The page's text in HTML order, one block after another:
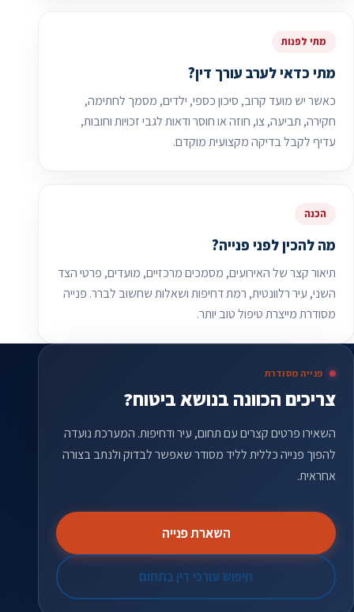
מתי לפנות
מתי כדאי לערב עורך דין?
כאשר יש מועד קרוב, סיכון כספי, ילדים, מסמך לחתימה,
חקירה, תביעה, צו, חוזה או חוסר ודאות לגבי זכויות וחובות,
עדיף לקבל בדיקה מקצועית מוקדם.
הכנה
מה להכין לפני פנייה?
תיאור קצר של האירועים, מסמכים מרכזיים, מועדים, פרטי הצד
השני, עיר רלוונטית, רמת דחיפות ושאלות שחשוב לברר. פנייה
מסודרת מייצרת טיפול טוב יותר.
פנייה מסודרת
צריכים הכוונה בנושא ביטוח?
השאירו פרטים קצרים עם תחום, עיר ודחיפות. המערכת נועדה
להפוך פנייה כללית לליד מסודר שאפשר לבדוק ולנתב בצורה
אחראית.
השארת פנייה
חיפוש עורכי דין בתחום